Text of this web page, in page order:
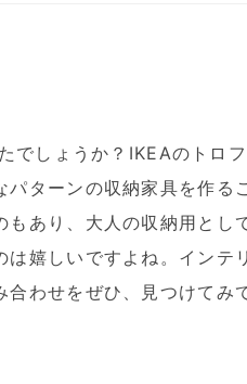
でしょうか？IKEAのトロ
ターンの収納家具を作る
あり、大人の収納用とし
嬉しいですよね。インテ
わせをぜひ、見つけてみ